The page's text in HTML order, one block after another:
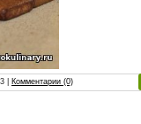
Комментарии (0)